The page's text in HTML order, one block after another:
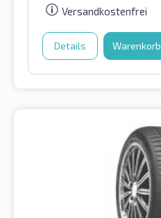
Versandkostenfrei
Details Warenkorb